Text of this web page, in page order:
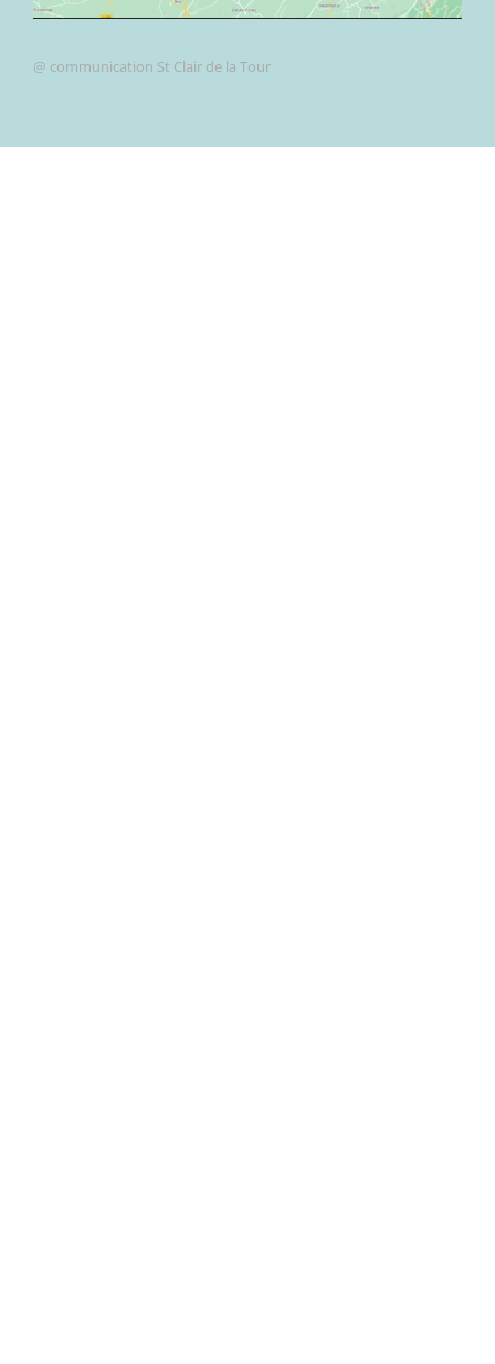
@ communication St Clair de la Tour